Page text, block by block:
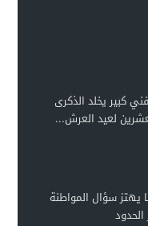
كبير يخلد الذكرى
لعيد العرش...
يهتز سؤال المواطنة